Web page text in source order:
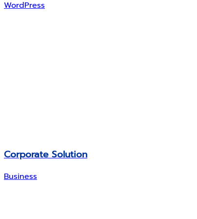
WordPress
Corporate Solution
Business